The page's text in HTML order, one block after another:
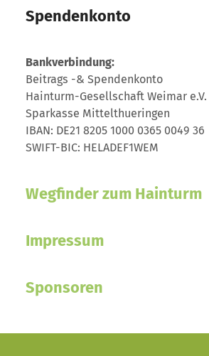
Spendenkonto
Bankverbindung:
Beitrags -& Spendenkonto
Hainturm-Gesellschaft Weimar e.V.
Sparkasse Mittelthueringen
IBAN: DE21 8205 1000 0365 0049 36
SWIFT-BIC: HELADEF1WEM
Wegfinder zum Hainturm
Impressum
Sponsoren